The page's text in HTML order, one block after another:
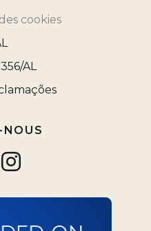
cookies
AL
NOUS